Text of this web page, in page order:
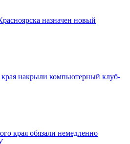
назначен новый
края накрыли компьютерный клуб-
края обязали немедленно